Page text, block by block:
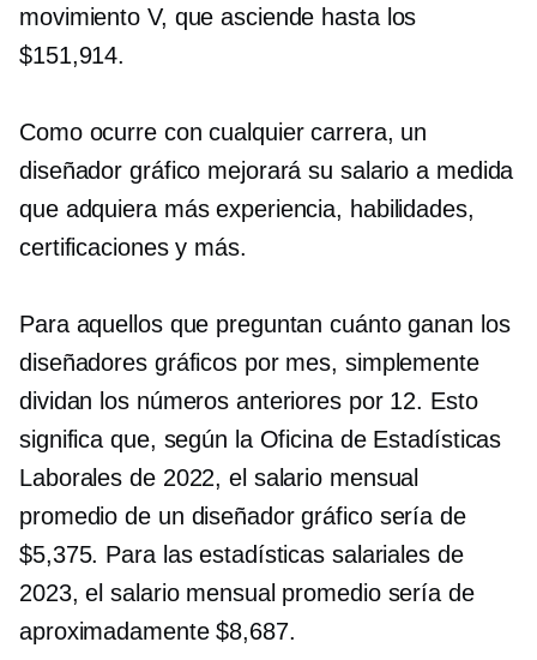
movimiento V, que asciende hasta los
$151,914.
Como ocurre con cualquier carrera, un
diseñador gráfico mejorará su salario a medida
que adquiera más experiencia, habilidades,
certificaciones y más.
Para aquellos que preguntan cuánto ganan los
diseñadores gráficos por mes, simplemente
dividan los números anteriores por 12. Esto
significa que, según la Oficina de Estadísticas
Laborales de 2022, el salario mensual
promedio de un diseñador gráfico sería de
$5,375. Para las estadísticas salariales de
2023, el salario mensual promedio sería de
aproximadamente $8,687.